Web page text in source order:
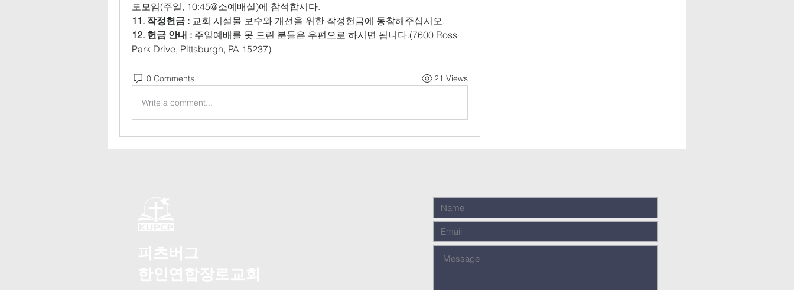
도모임(주일, 10:45@소예배실)에 참석합시다.
11. 작정헌금 : 교회 시설물 보수와 개선을 위한 작정헌금에 동참해주십시오.
12. 헌금 안내 : 주일예배를 못 드린 분들은 우편으로 하시면 됩니다.(7600 Ross
Park Drive, Pittsburgh, PA 15237)
0 Comments 21 Views
Write a comment...